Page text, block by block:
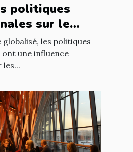
politiques
sur le
globalisé, les politiques
une influence
les...